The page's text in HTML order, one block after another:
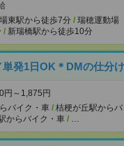
東駅から徒歩7分 / 瑞穂運動場
/ 新瑞橋駅から徒歩10分
単発1日OK＊DMの仕分
円～1,875円
バイク・車 / 桔梗が丘駅からバ
からバイク・車 / …